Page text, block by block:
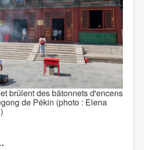
brûlent des bâtonnets d'encens
de Pékin (photo : Elena